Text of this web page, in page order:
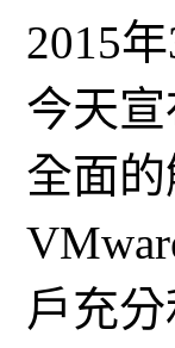
2015
今天宣
全面
戶充